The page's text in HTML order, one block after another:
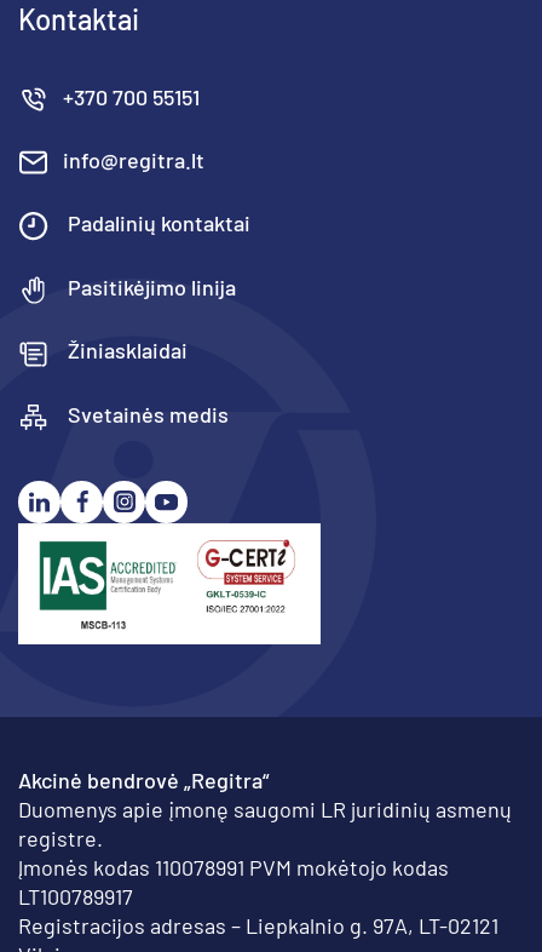
Kontaktai
+370 700 55151
info@regitra.lt
Padalinių kontaktai
Pasitikėjimo linija
Žiniasklaidai
Svetainės medis
Akcinė bendrovė „Regitra“
Duomenys apie įmonę saugomi LR juridinių asmenų
registre.
Įmonės kodas 110078991 PVM mokėtojo kodas
LT100789917
Registracijos adresas – Liepkalnio g. 97A, LT-02121